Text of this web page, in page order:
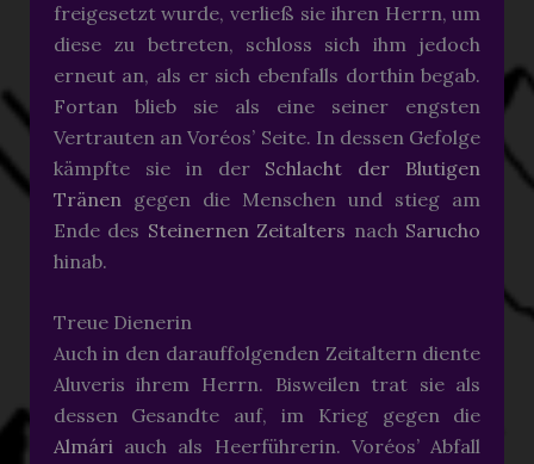
freigesetzt wurde, verließ sie ihren Herrn, um
diese zu betreten, schloss sich ihm jedoch
erneut an, als er sich ebenfalls dorthin begab.
Fortan blieb sie als eine seiner engsten
Vertrauten an Voréos’ Seite. In dessen Gefolge
kämpfte sie in der Schlacht der Blutigen
Tränen gegen die Menschen und stieg am
Ende des Steinernen Zeitalters nach Sarucho
hinab.
Treue Dienerin
Auch in den darauffolgenden Zeitaltern diente
Aluveris ihrem Herrn. Bisweilen trat sie als
dessen Gesandte auf, im Krieg gegen die
Almáriauch als Heerführerin. Voréos’ Abfall